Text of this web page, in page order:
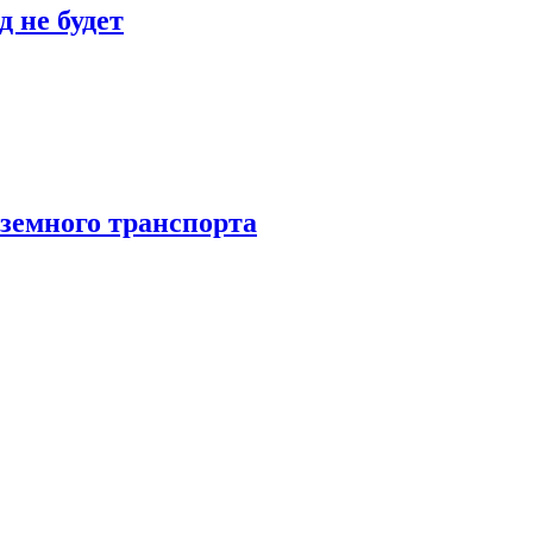
не будет
транспорта